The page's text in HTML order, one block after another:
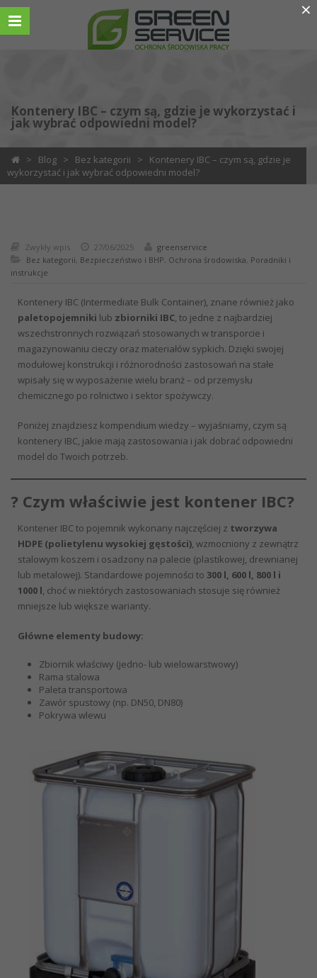
Kontenery IBC – czym są, gdzie je wykorzystać i
jak wybrać odpowiedni model?
> Blog > Bez kategorii >
Kontenery IBC – czym są, gdzie je
wykorzystać i jak wybrać odpowiedni model?
Zwykły wpis 27/06/2025
greenservice
Bez kategorii, Bezpieczeństwo i BHP, Ochrona środowiska, Poradniki i
instrukcje
Kontenery IBC (Intermediate Bulk Container), znane również jako
paletopojemniki lub zbiorniki IBC, to jedne z najbardziej
wszechstronnych rozwiązań stosowanych w transporcie i
magazynowaniu cieczy oraz materiałów sypkich. Dzięki swojej
modułowej konstrukcji i różnorodności zastosowań na stałe
wpisały się w wyposażenie wielu branż – od przemysłu
chemicznego po rolnictwo i sektor spożywczy.
Poniżej znajdziesz kompendium wiedzy – wyjaśniamy, czym są
kontenery IBC, jakie mają zastosowania i jak dobrać odpowiedni
model do Twoich potrzeb.
? Czym właściwie jest kontener IBC?
Kontener IBC to pojemnik wykonany najczęściej z tworzywa
HDPE (polietylenu wysokiej gęstości), wzmocniony z zewnątrz
stalowym koszem i osadzony na palecie (plastikowej, drewnianej
lub metalowej). Standardowe pojemności to 300 l, 600 l, 800 l i
1000 l, choć w niektórych zastosowaniach stosuje się również
mniejsze lub większe warianty.
Główne elementy budowy:
Zbiornik właściwy (jedno- lub wielowarstwowy)
Rama stalowa
Paleta transportowa
Zawór spustowy (np. DN50, DN80)
Pokrywa wlewu
×